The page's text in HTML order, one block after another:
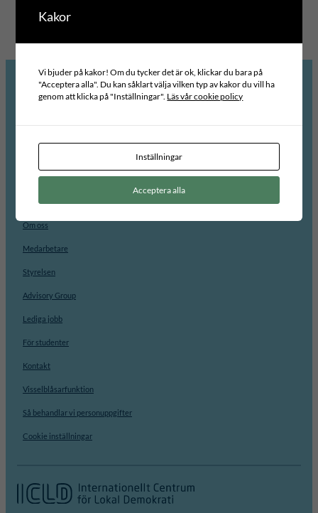
demokrati och processer för jämlikhet, delaktighet, transparens och
Vårt arbete bygger vidare på svenska kommuner och regioner erfarenheter och på
den forskning och kunskapsutveckling som finns i ett internationellt perspektiv.
Vi är en statligt finansierad organisation. Vårt huvudkontor finns i Visby.
Om oss
Medarbetare
Styrelsen
Advisory Group
Lediga jobb
För studenter
Kontakt
Visselblåsarfunktion
Så behandlar vi personuppgifter
Cookie inställningar
Kakor
Vi bjuder på kakor! Om du tycker det är ok, klickar du bara på
"Acceptera alla". Du kan såklart välja vilken typ av kakor du vill ha
genom att klicka på "Inställningar". Läs vår cookie policy
Inställningar
Acceptera alla